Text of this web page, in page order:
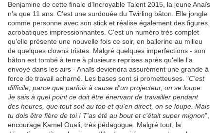
Benjamine de cette finale d'Incroyable Talent 2015, la jeune Anaïs
n'a que 11 ans. C'est une surdouée du Twirling bâton. Elle jongle
comme personne avec son stick et réalise également des figures
acrobatiques impressionnantes. C'est un numéro très complet
qu'elle présente une nouvelle fois ce soir, en ballerine au milieu
de quelques clowns tristes. Malgré quelques imperfections - son
bâton est tombé à terre à plusieurs reprises après qu'elle l'a
envoyé dans les airs - Anaïs deviendra assurément une grande à
force de travail acharné. Les bases sont si prometteuses. "C'est
difficile, parce que parfois à cause d'un projecteur, on se loupe.
Je sais à quel point ce doit être énervant de travailler pendant
des heures, que tout soit au top et qu'en direct, on se loupe. Mais
tu dois être fière de toi ! T'as été au bout et c'était super mignon",
encourage Kamel Ouali, très pédagogue. Malgré tout, la